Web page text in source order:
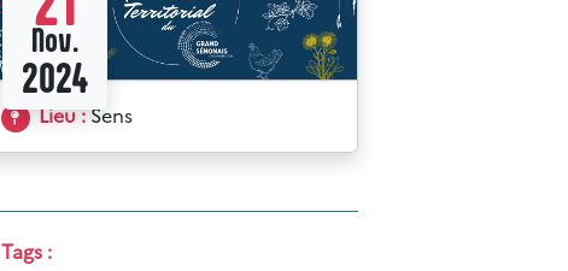
Nov.
2024
Lieu :Sens
Tags :